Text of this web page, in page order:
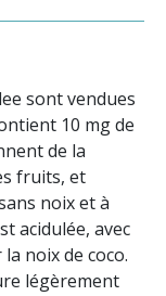
sont vendues
10 mg de
de la
fruits, et
noix et à
acidulée, avec
noix de coco.
légèrement